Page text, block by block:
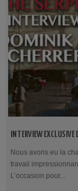
INTERVIEW EXCLUSIVE
SÉRIE CO-PRODUITE
Nous avons eu la
travail
L’occasion pour...